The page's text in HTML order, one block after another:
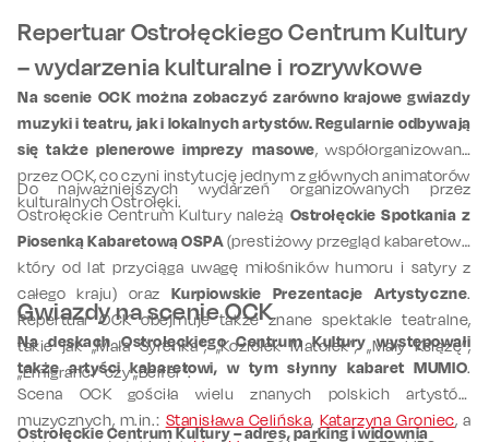
Repertuar Ostrołęckiego Centrum Kultury
– wydarzenia kulturalne i rozrywkowe
Na scenie OCK można zobaczyć zarówno krajowe gwiazdy
muzyki i teatru, jak i lokalnych artystów.Regularnie odbywają
się także plenerowe imprezy masowe, współorganizowane
przez OCK, co czyni instytucję jednym z głównych animatorów
kulturalnych Ostrołęki.
Do najważniejszych wydarzeń organizowanych przez
Ostrołęckie Centrum Kultury należą Ostrołęckie Spotkania z
Piosenką Kabaretową OSPA(prestiżowy przegląd kabaretowy,
który od lat przyciąga uwagę miłośników humoru i satyry z
całego kraju) oraz Kurpiowskie Prezentacje Artystyczne.
Repertuar OCK obejmuje także znane spektakle teatralne,
takie jak „Mała Syrenka”, „Koziołek Matołek”, „Mały Książę”,
„Emigranci” czy „Belfer”.
Gwiazdy na scenie OCK
Na deskach Ostrołęckiego Centrum Kultury występowali
także artyści kabaretowi, w tym słynny kabaret MUMIO.
Scena OCK gościła wielu znanych polskich artystów
muzycznych, m.in.: Stanisława Celińska,Katarzyna Groniec, a
Ostrołęckie Centrum Kultury – adres, parking i widownia